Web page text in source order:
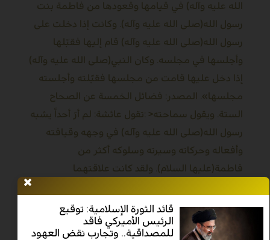
الله عليه وآله) في قيامها وقعودها من فاطمة بنت
رسول الله(صلى الله عليه وآله). وكانت إذا دخلت على
رسول الله(صلى الله عليه وآله) قام إليها فقبّلها
وأجلسها في مجلسه. وكان النبي(صلى الله عليه وآله)
إذا دخل عليها قامت من مجلسها فقبّلته وأجلسته
مجلسها». المصدر: فضائل الخمسة عن الصحاح
الستة. ويقول سماحته: > تقول عائشة: لم أرَ أحداً يشبه
رسول الله(صلى الله عليه وآله) في وجهه وقيافته
وأفعاله وحركاته وسيرته وسلوكه أكثر من
فاطمة(عليها السلام). ولقد كانت علاقتهما
الله(صلى الله عليه وآله) إذا دخلت عليه قام وسار
نحوها وقبّلها وأجلسها في مكانه الذي كان يجلس
قائد الثورة الإسلامية: توقيع
الرئيس الأميركي فاقد
للمصداقية.. وتجارب نقض العهود